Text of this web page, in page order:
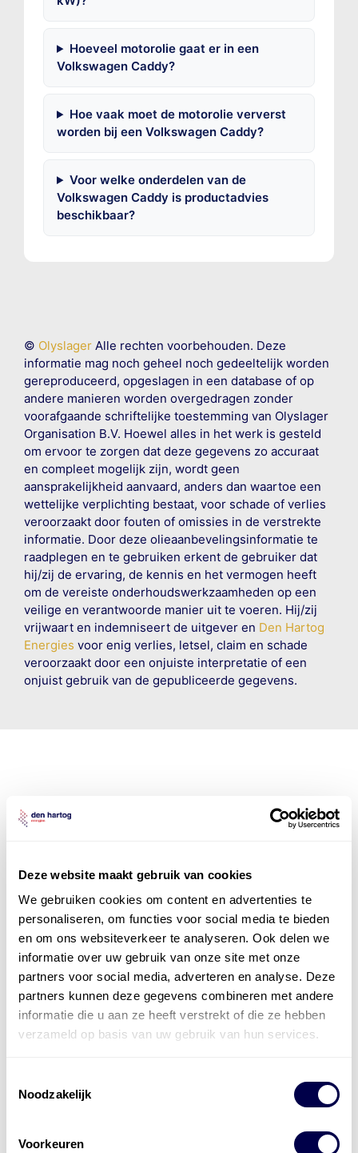
Deze website maakt gebruik van cookies
We gebruiken cookies om content en advertenties te
personaliseren, om functies voor social media te bieden
en om ons websiteverkeer te analyseren. Ook delen we
informatie over uw gebruik van onze site met onze
partners voor social media, adverteren en analyse. Deze
partners kunnen deze gegevens combineren met andere
informatie die u aan ze heeft verstrekt of die ze hebben
verzameld op basis van uw gebruik van hun services.
Noodzakelijk
Voorkeuren
Hoeveel motorolie gaat er in een
Volkswagen Caddy?
Hoe vaak moet de motorolie ververst
worden bij een Volkswagen Caddy?
Voor welke onderdelen van de
Volkswagen Caddy is productadvies
beschikbaar?
© OlyslagerAlle rechten voorbehouden. Deze
informatie mag noch geheel noch gedeeltelijk worden
gereproduceerd, opgeslagen in een database of op
andere manieren worden overgedragen zonder
voorafgaande schriftelijke toestemming van Olyslager
Organisation B.V. Hoewel alles in het werk is gesteld
om ervoor te zorgen dat deze gegevens zo accuraat
en compleet mogelijk zijn, wordt geen
aansprakelijkheid aanvaard, anders dan waartoe een
wettelijke verplichting bestaat, voor schade of verlies
veroorzaakt door fouten of omissies in de verstrekte
informatie. Door deze olieaanbevelingsinformatie te
raadplegen en te gebruiken erkent de gebruiker dat
hij/zij de ervaring, de kennis en het vermogen heeft
om de vereiste onderhoudswerkzaamheden op een
veilige en verantwoorde manier uit te voeren. Hij/zij
vrijwaart en indemniseert de uitgever en Den Hartog
Energies voor enig verlies, letsel, claim en schade
veroorzaakt door een onjuiste interpretatie of een
onjuist gebruik van de gepubliceerde gegevens.